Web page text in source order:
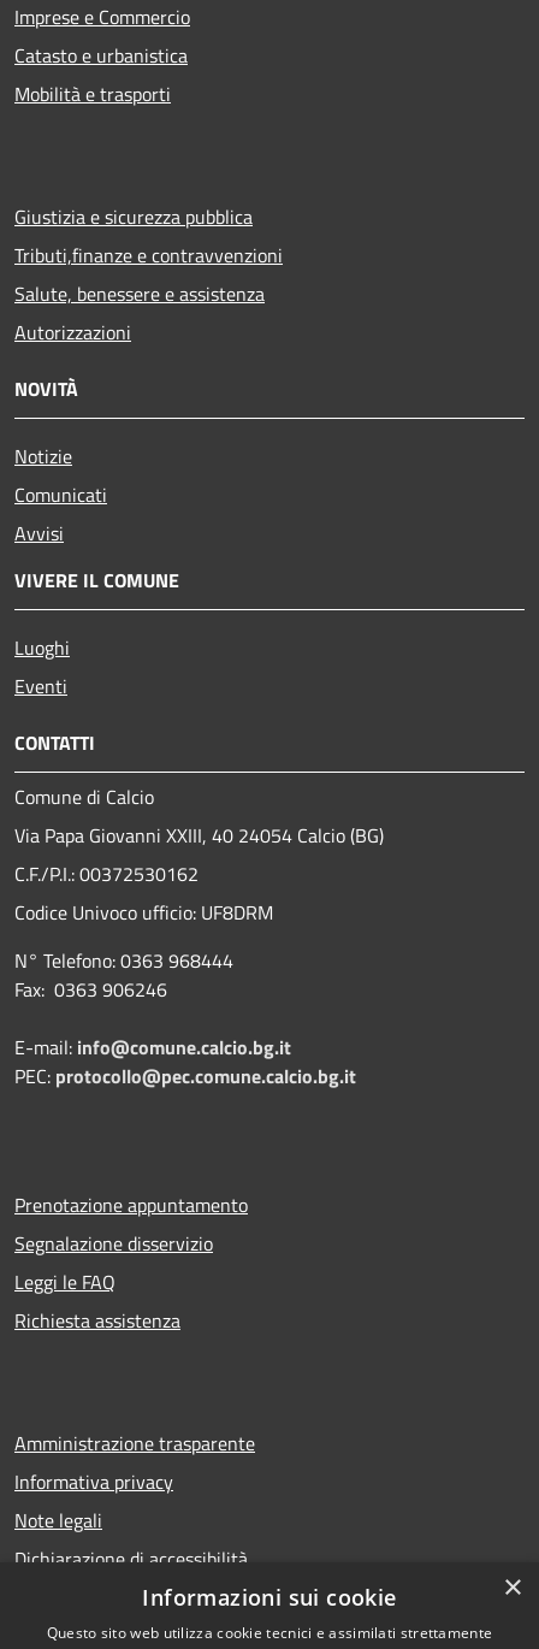
Imprese e Commercio
Catasto e urbanistica
Mobilità e trasporti
Giustizia e sicurezza pubblica
Tributi,finanze e contravvenzioni
Salute, benessere e assistenza
Autorizzazioni
NOVITÀ
Notizie
Comunicati
Avvisi
VIVERE IL COMUNE
Luoghi
Eventi
CONTATTI
Comune di Calcio
Via Papa Giovanni XXIII, 40 24054 Calcio (BG)
C.F./P.I.: 00372530162
Codice Univoco ufficio: UF8DRM
N° Telefono: 0363 968444
Fax: 0363 906246
E-mail: info@comune.calcio.bg.it
PEC: protocollo@pec.comune.calcio.bg.it
Prenotazione appuntamento
Segnalazione disservizio
Leggi le FAQ
Richiesta assistenza
Amministrazione trasparente
Informativa privacy
Note legali
Dichiarazione di accessibilità
×
Informazioni sui cookie
Questo sito web utilizza cookie tecnici e assimilati strettamente